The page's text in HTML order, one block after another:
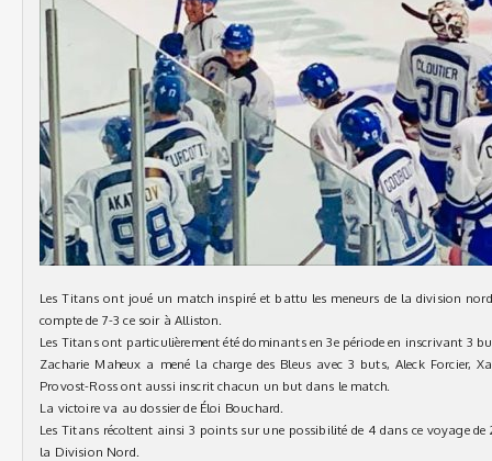
Les Titans ont joué un match inspiré et battu les meneurs de la division
compte de 7-3 ce soir à Alliston.
Les Titans ont particulièrement été dominants en 3e période en inscrivant 3
Zacharie Maheux a mené la charge des Bleus avec 3 buts, Aleck Forcier,
Provost-Ross ont aussi inscrit chacun un but dans le match.
La victoire va au dossier de Éloi Bouchard.
Les Titans récoltent ainsi 3 points sur une possibilité de 4 dans ce voyage de
la Division Nord.